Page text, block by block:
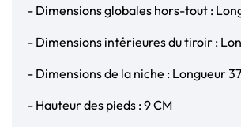
- Dimensions globales hors-tout :
- Dimensions intérieures du tiroir :
- Dimensions de la niche : Longueur
- Hauteur des pieds : 9 CM